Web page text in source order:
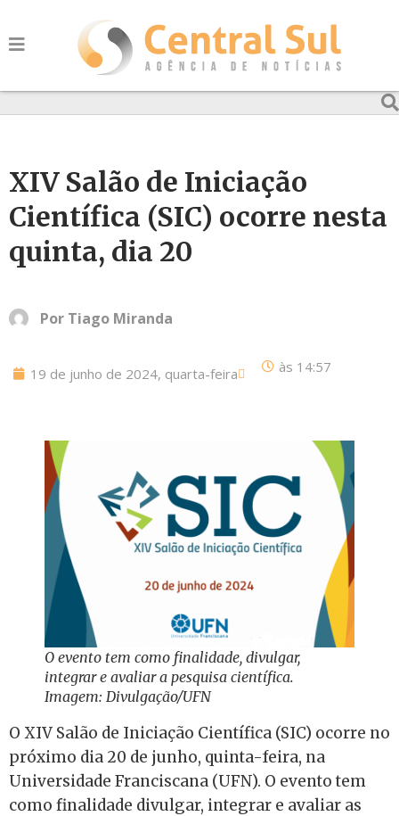
XIV Salão de Iniciação
Científica (SIC) ocorre nesta
quinta, dia 20
Por Tiago Miranda
19 de junho de 2024, quarta-feira às 14:57
O evento tem como finalidade, divulgar,
integrar e avaliar a pesquisa científica.
Imagem: Divulgação/UFN
O XIV Salão de Iniciação Científica (SIC) ocorre no
próximo dia 20 de junho, quinta-feira, na
Universidade Franciscana (UFN). O evento tem
como finalidade divulgar, integrar e avaliar as